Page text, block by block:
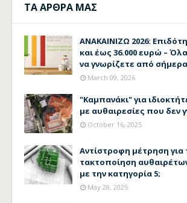
ΤΑ ΑΡΘΡΑ ΜΑΣ
ΑΝΑΚΑΙΝΙΖΩ 2026:
και έως 36.000 ευρώ –
να γνωρίζετε από σήμερα
March 09, 2026
"Καμπανάκι" για
με αυθαιρεσίες που δεν
October 16, 2025
Αντίστροφη μέτρηση για
τακτοποίηση αυθαιρέτων
με την κατηγορία 5;
May 28, 2025